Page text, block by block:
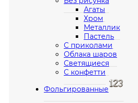
Агаты
Хром
Металлик
Пастель
С приколами
Облака шаров
Светящиеся
С конфетти
Фольгированные